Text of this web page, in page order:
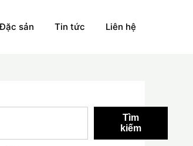
Đặc sản Tin tức Liên hệ
Tìm
kiếm